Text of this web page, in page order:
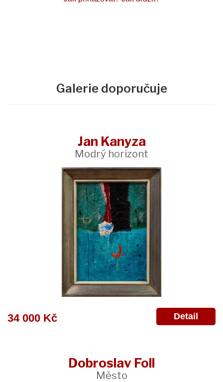
Galerie doporučuje
Jan Kanyza
Modrý horizont
34 000 Kč Detail
Dobroslav Foll
Město